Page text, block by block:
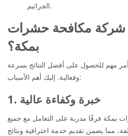
الجراثيم.
شركة مكافحة حشرات
بمكة؟
أمر مهم للحصول على أفضل النتائج بسرعة
وفعالية. إليك أهم الأسباب:
1. خبرة وكفاءة عالية
بمكة فرقًا مدربة على التعامل مع جميع
مما يضمن تقديم خدمة احترافية ونتائج